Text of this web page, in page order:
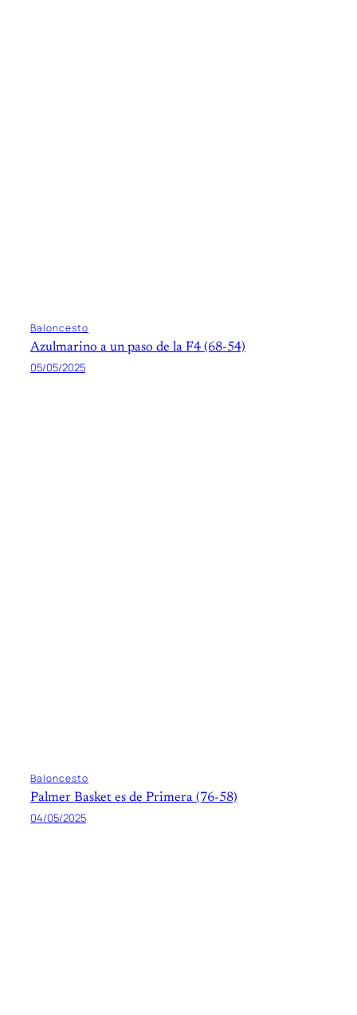
Baloncesto
Azulmarino a un paso de la F4 (68-54)
05/05/2025
Baloncesto
Palmer Basket es de Primera (76-58)
04/05/2025